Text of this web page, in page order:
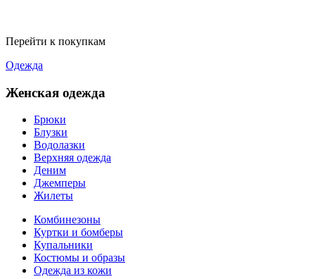
Перейти к покупкам
Одежда
Женская одежда
Брюки
Блузки
Водолазки
Верхняя одежда
Деним
Джемперы
Жилеты
Комбинезоны
Куртки и бомберы
Купальники
Костюмы и образы
Одежда из кожи